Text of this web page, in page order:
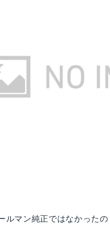
ルマン純正ではなかった